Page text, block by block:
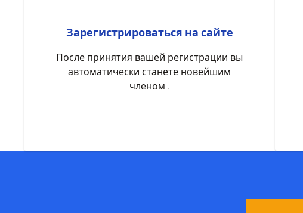
Зарегистрироваться на сайте
После принятия вашей регистрации вы
автоматически станете новейшим
членом .